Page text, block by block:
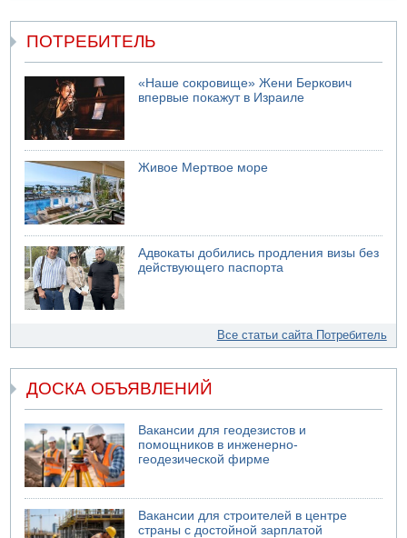
ПОТРЕБИТЕЛЬ
«Наше сокровище» Жени Беркович
впервые покажут в Израиле
Живое Мертвое море
Адвокаты добились продления визы без
действующего паспорта
Все статьи сайта Потребитель
ДОСКА ОБЪЯВЛЕНИЙ
Вакансии для геодезистов и
помощников в инженерно-
геодезической фирме
Вакансии для строителей в центре
страны с достойной зарплатой